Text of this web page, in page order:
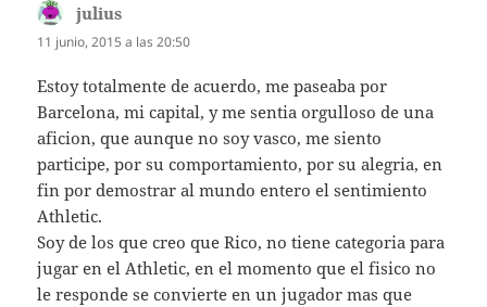
julius
11 junio, 2015 a las 20:50
Estoy totalmente de acuerdo, me paseaba por
Barcelona, mi capital, y me sentia orgulloso de una
aficion, que aunque no soy vasco, me siento
participe, por su comportamiento, por su alegria, en
fin por demostrar al mundo entero el sentimiento
Athletic.
Soy de los que creo que Rico, no tiene categoria para
jugar en el Athletic, en el momento que el fisico no
le responde se convierte en un jugador mas que